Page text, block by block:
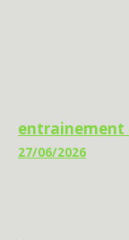
Navigation
de
entrainement
27/06/2026